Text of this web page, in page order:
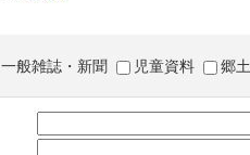
一般雑誌・新聞 児童資料 郷